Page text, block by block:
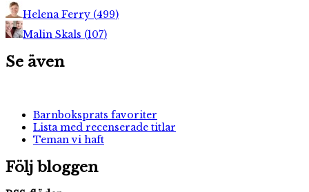
Helena Ferry (499)
Malin Skals (107)
Se även
Barnboksprats favoriter
Lista med recenserade titlar
Teman vi haft
Följ bloggen